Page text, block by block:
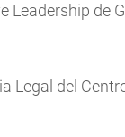
Leadership de
Legal del